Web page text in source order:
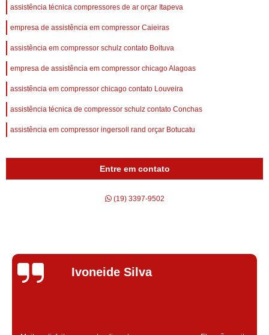
assistência técnica compressores de ar orçar Itapeva
empresa de assistência em compressor Caieiras
assistência em compressor schulz contato Boituva
empresa de assistência em compressor chicago Alagoas
assistência em compressor chicago contato Louveira
assistência técnica de compressor schulz contato Conchas
assistência em compressor ingersoll rand orçar Botucatu
Entre em contato
(19) 3397-9502
Silvana Alves
Super satisfeita com o serviço prestado, atendimento muito bom!